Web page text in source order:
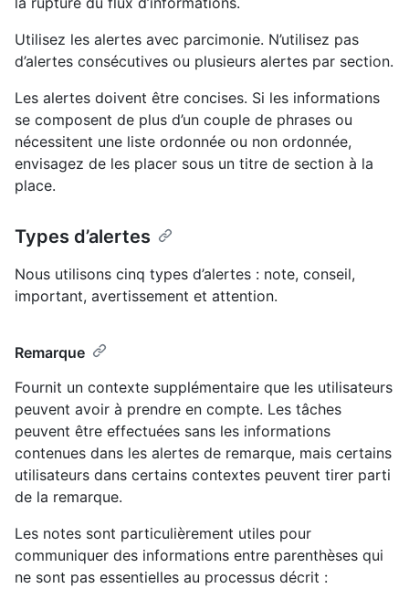
Utilisez les alertes avec parcimonie. N’utilisez pas
d’alertes consécutives ou plusieurs alertes par section.
Les alertes doivent être concises. Si les informations
se composent de plus d’un couple de phrases ou
nécessitent une liste ordonnée ou non ordonnée,
envisagez de les placer sous un titre de section à la
place.
Types d’alertes
Nous utilisons cinq types d’alertes : note, conseil,
important, avertissement et attention.
Remarque
Fournit un contexte supplémentaire que les utilisateurs
peuvent avoir à prendre en compte. Les tâches
peuvent être effectuées sans les informations
contenues dans les alertes de remarque, mais certains
utilisateurs dans certains contextes peuvent tirer parti
de la remarque.
Les notes sont particulièrement utiles pour
communiquer des informations entre parenthèses qui
ne sont pas essentielles au processus décrit :